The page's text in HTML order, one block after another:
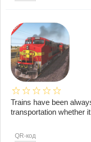
Trains have been
transportation whether
QR-код